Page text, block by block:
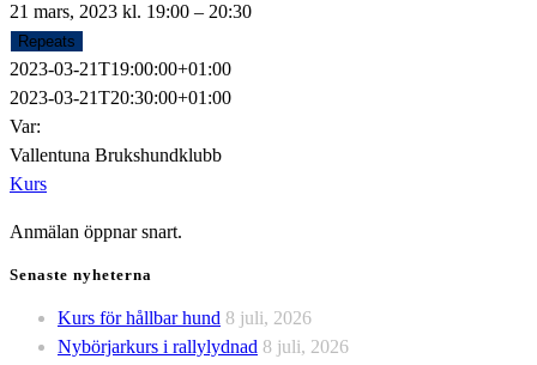
21 mars, 2023 kl. 19:00 – 20:30
Repeats
2023-03-21T19:00:00+01:00
2023-03-21T20:30:00+01:00
Var:
Vallentuna Brukshundklubb
Kurs
Anmälan öppnar snart.
Senaste nyheterna
Kurs för hållbar hund 8 juli, 2026
Nybörjarkurs i rallylydnad 8 juli, 2026